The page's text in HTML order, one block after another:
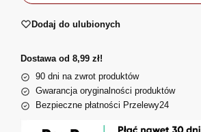
Dodaj do ulubionych
Dostawa od 8,99 zł!
90 dni na zwrot produktów
Gwarancja oryginalności produktów
Bezpieczne płatności Przelewy24